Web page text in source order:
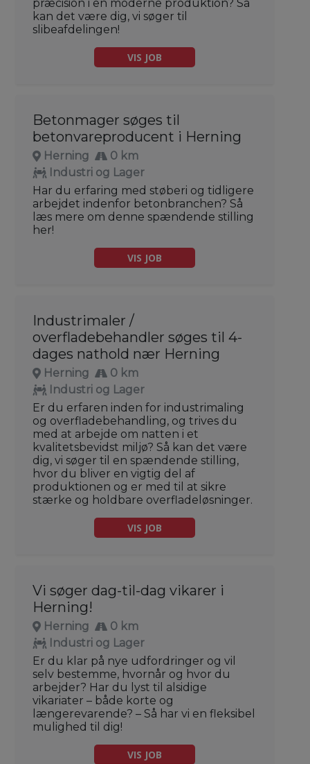
præcision i en moderne produktion? Så
kan det være dig, vi søger til
slibeafdelingen!
VIS JOB
Betonmager søges til
betonvareproducent i Herning
Herning
0 km
Industri og Lager
Har du erfaring med støberi og tidligere
arbejdet indenfor betonbranchen? Så
læs mere om denne spændende stilling
her!
VIS JOB
Industrimaler /
overfladebehandler søges til 4-
dages nathold nær Herning
Herning
0 km
Industri og Lager
Er du erfaren inden for industrimaling
og overfladebehandling, og trives du
med at arbejde om natten i et
kvalitetsbevidst miljø? Så kan det være
dig, vi søger til en spændende stilling,
hvor du bliver en vigtig del af
produktionen og er med til at sikre
stærke og holdbare overfladeløsninger.
VIS JOB
Vi søger dag-til-dag vikarer i
Herning!
Herning
0 km
Industri og Lager
Er du klar på nye udfordringer og vil
selv bestemme, hvornår og hvor du
arbejder? Har du lyst til alsidige
vikariater – både korte og
længerevarende? – Så har vi en fleksibel
mulighed til dig!
VIS JOB